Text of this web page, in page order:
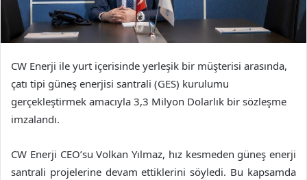
CW Enerji ile yurt içerisinde yerleşik bir müşterisi arasında,
çatı tipi güneş enerjisi santrali (GES) kurulumu
gerçekleştirmek amacıyla 3,3 Milyon Dolarlık bir sözleşme
imzalandı.
CW Enerji CEO’su Volkan Yılmaz, hız kesmeden güneş enerji
santrali projelerine devam ettiklerini söyledi. Bu kapsamda